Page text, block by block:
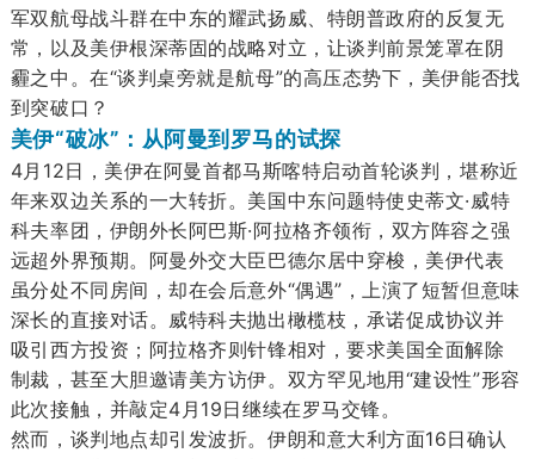
军双航母战斗群在中东的耀武扬威、特朗普政府的反复无
常，以及美伊根深蒂固的战略对立，让谈判前景笼罩在阴
霾之中。在“谈判桌旁就是航母”的高压态势下，美伊能否找
到突破口？
美伊“破冰”：从阿曼到罗马的试探
4月12日，美伊在阿曼首都马斯喀特启动首轮谈判，堪称近
年来双边关系的一大转折。美国中东问题特使史蒂文·威特
科夫率团，伊朗外长阿巴斯·阿拉格齐领衔，双方阵容之强
远超外界预期。阿曼外交大臣巴德尔居中穿梭，美伊代表
虽分处不同房间，却在会后意外“偶遇”，上演了短暂但意味
深长的直接对话。威特科夫抛出橄榄枝，承诺促成协议并
吸引西方投资；阿拉格齐则针锋相对，要求美国全面解除
制裁，甚至大胆邀请美方访伊。双方罕见地用“建设性”形容
此次接触，并敲定4月19日继续在罗马交锋。
然而，谈判地点却引发波折。伊朗和意大利方面16日确认